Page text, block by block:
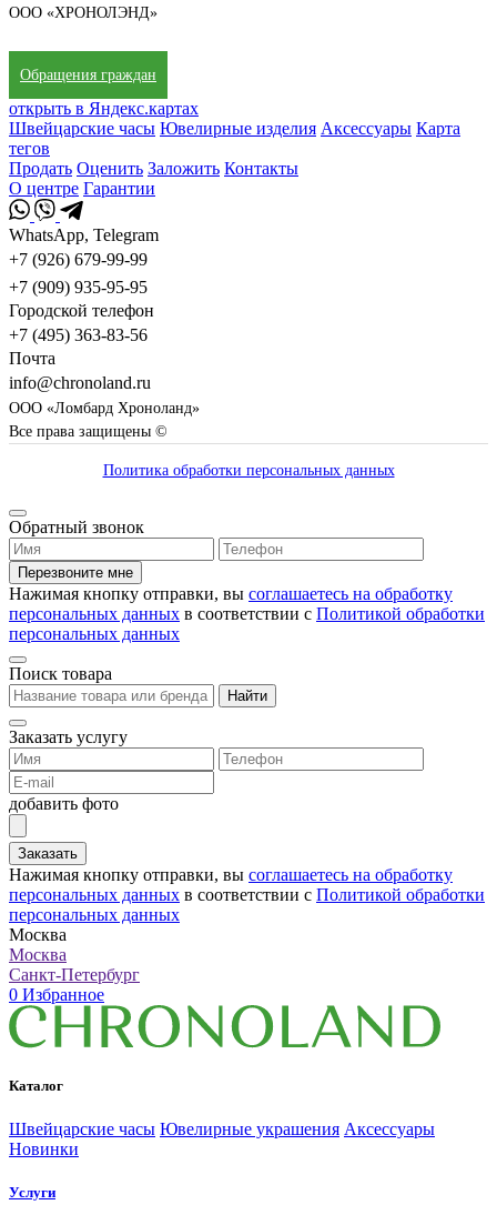
ООО «ХРОНОЛЭНД»
Обращения граждан
открыть в Яндекс.картах
Швейцарские часы Ювелирные изделия Аксессуары Карта
тегов
Продать Оценить Заложить Контакты
О центре Гарантии
WhatsApp, Telegram
+7 (926) 679-99-99
+7 (909) 935-95-95
Городской телефон
+7 (495) 363-83-56
Почта
info@chronoland.ru
ООО «Ломбард Хроноланд»
Все права защищены ©
Политика обработки персональных данных
Обратный звонок
Перезвоните мне
Нажимая кнопку отправки, вы соглашаетесь на обработку
персональных данных в соответствии с Политикой обработки
персональных данных
Поиск товара
Найти
Заказать услугу
добавить фото
Заказать
Нажимая кнопку отправки, вы соглашаетесь на обработку
персональных данных в соответствии с Политикой обработки
персональных данных
Москва
Москва
Санкт-Петербург
0 Избранное
Каталог
Швейцарские часы Ювелирные украшения Аксессуары
Новинки
Услуги